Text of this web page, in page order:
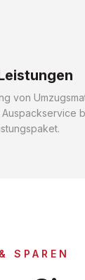
von
SPAREN